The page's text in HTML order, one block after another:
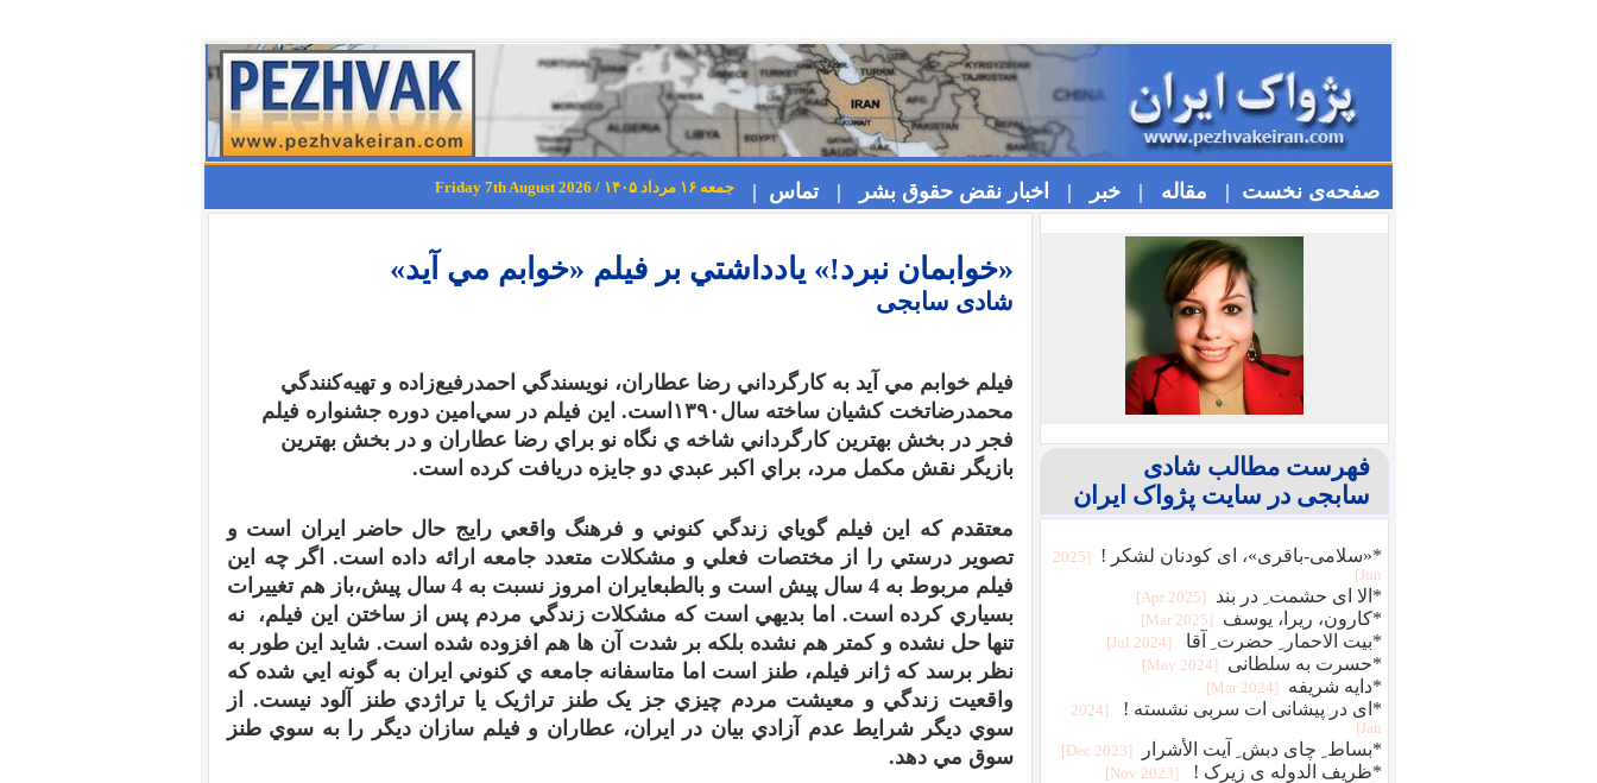
صفحه‌ی نخست | مقاله | خبر | اخبار نقض حقوق بشر | تماس | جمعه ۱۶ مرداد ۱۴۰۵ / Friday 7th August 2026
«خوابمان نبرد!» يادداشتي بر فيلم «خوابم مي آيد»
شادی سابجی
فيلم خوابم مي آيد به کارگرداني رضا عطاران، نويسندگي احمدرفيع‌زاده و تهيه‌کنندگي
محمدرضاتختکشيان ساخته سال ۱۳۹۰ است. اين فيلم در سي‌امين دوره جشنواره فيلم
فجر در بخش بهترينکارگرداني شاخه ي نگاه نو براي رضا عطاران و در بخش بهترين
بازيگر نقش مکمل مرد، براي اکبر عبدي دو جايزه دريافت کرده است.
معتقدم که اين فيلم گوياي زندگي کنوني و فرهنگ واقعي رايج حال حاضر ايران است و
تصوير درستي را از مختصات فعلي و مشکلات متعدد جامعه ارائه داده است. اگر چه اين
فيلم مربوط به 4 سال پيش است و بالطبعايران امروز نسبت به سال پيش،باز هم تغييرات
بسياري کرده است. اما بديهي است که مشکلات زندگي مردم پس از ساختن اين فيلم، نه
تنها حل نشده و کمتر هم نشده بلکه بر شدت آن ها هم افزوده شده است. شايد اين طور به
نظر برسد که ژانر فيلم، طنز است اما متاسفانه جامعه ي کنوني ايران به گونه ايي شده که
واقعيت زندگي و معيشت مردم چيزي جز يک طنز تراژيک يا تراژدي طنز آلود نيست.
از
سوي ديگر شرايط عدم آزادي بيان در ايران، عطاران و فيلم سازان ديگر را به سوي طنز
سوق مي دهد.
فهرست مطالب شادی
سابجی در سایت پژواک ایران
*«سلامی-باقری»، ای کودنان لشکر !
[2025
Jun]
*الا ای حشمت ِ در بند [2025 Apr]
*کارون، ریرا، یوسف [2025 Mar]
*بیت الاحمار ِ حضرت ِ آقا [2024 Jul]
*حسرت به سلطانی [2024 May]
*دایه شریفه [2024 Mar]
*ای در پیشانی ات سربی نشسته !
[2024
Jan]
*بساط ِ چای دبش ِ آیت الأشرار [2023 Dec]
*ظریف الدوله ی زیرک ! [2023 Nov]